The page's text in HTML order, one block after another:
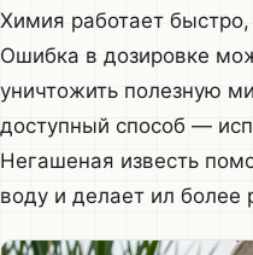
Химия работает
Ошибка в дозировке
уничтожить полезную
доступный способ —
Негашеная известь
воду и делает ил